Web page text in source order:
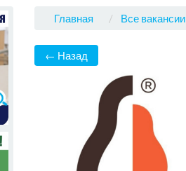
Главная Все вакансии
← Назад